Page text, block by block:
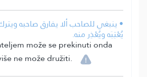
• ينبغي للصاحب ألا يفارق صاحبه
يُعْتِبَه ويُعْذِر منه.
može se prekinuti onda
ne može družiti.